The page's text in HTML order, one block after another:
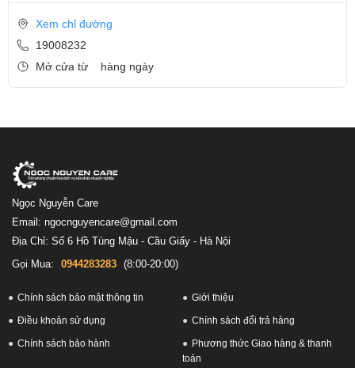
Xem chỉ đường
19008232
Mở cửa từ
hàng ngày
Ngọc Nguyễn Care
Email: ngocnguyencare@gmail.com
Địa Chỉ: Số 6 Hồ Tùng Mậu - Cầu Giấy - Hà Nội
Gọi Mua:
0944283283 (8:00-20:00)
Chính sách bảo mật thông tin Giới thiệu
Điều khoản sử dụng Chính sách đổi trả hàng
Chính sách bảo hành
Phương thức Giao hàng & thanh
toán